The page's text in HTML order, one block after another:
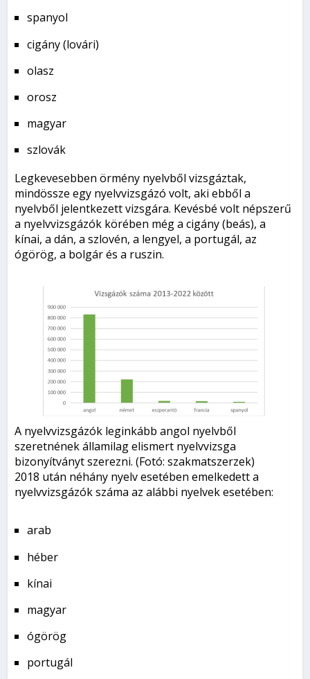
spanyol
cigány (lovári)
olasz
orosz
magyar
szlovák
Legkevesebben örmény nyelvből vizsgáztak,
mindössze egy nyelvvizsgázó volt, aki ebből a
nyelvből jelentkezett vizsgára. Kevésbé volt népszerű
a nyelvvizsgázók körében még a cigány (beás), a
kínai, a dán, a szlovén, a lengyel, a portugál, az
ógörög, a bolgár és a ruszin.
A nyelvvizsgázók leginkább angol nyelvből
szeretnének államilag elismert nyelvvizsga
bizonyítványt szerezni. (Fotó: szakmatszerzek)
2018 után néhány nyelv esetében emelkedett a
nyelvvizsgázók száma az alábbi nyelvek esetében:
arab
héber
kínai
magyar
ógörög
portugál